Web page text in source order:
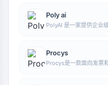
Poly ai
PolyAI 是一家提供企业
Procys
Procys是一款面向发票